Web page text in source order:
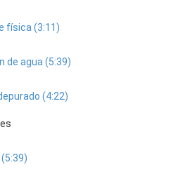
física (3:11)
de agua (5:39)
(4:22)